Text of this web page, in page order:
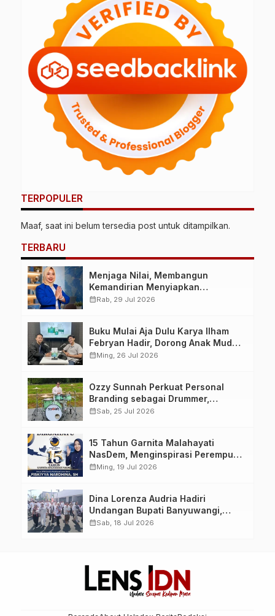
TERPOPULER
Maaf, saat ini belum tersedia post untuk ditampilkan.
TERBARU
Menjaga Nilai, Membangun
Kemandirian Menyiapkan
Kepemimpinan Ekonomi Perempuan
Jamaah
calendar_monthRab, 29 Jul 2026
Buku Mulai Aja Dulu Karya Ilham
Febryan Hadir, Dorong Anak Muda
Berhenti Menunda dan Mulai
calendar_monthMing, 26 Jul 2026
Ozzy Sunnah Perkuat Personal
Branding sebagai Drummer,
Produser, dan Sutradara Melalui
calendar_monthSab, 25 Jul 2026
15 Tahun Garnita Malahayati
NasDem, Menginspirasi Perempuan
Memimpin Perubahan Bangsa
calendar_monthMing, 19 Jul 2026
Dina Lorenza Audria Hadiri
Undangan Bupati Banyuwangi,
Saksikan Banyuwangi Ethno
calendar_monthSab, 18 Jul 2026